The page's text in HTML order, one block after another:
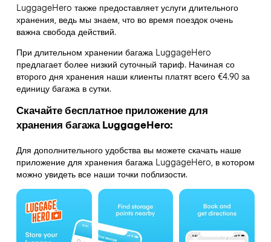
LuggageHero также предоставляет услуги длительного
хранения, ведь мы знаем, что во время поездок очень
важна свобода действий.
При длительном хранении багажа LuggageHero
предлагает более низкий суточный тариф. Начиная со
второго дня хранения наши клиенты платят всего €4.90 за
единицу багажа в сутки.
Скачайте бесплатное приложение для
хранения багажа LuggageHero:
Для дополнительного удобства вы можете скачать наше
приложение для хранения багажа LuggageHero, в котором
можно увидеть все наши точки поблизости.